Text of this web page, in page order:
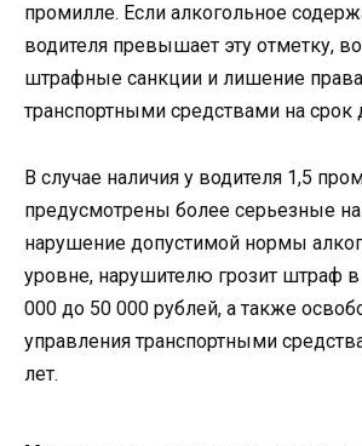
промилле. Если алкогольное
водителя превышает эту отметку,
штрафные санкции и лишение
транспортными средствами на срок
В случае наличия у водителя 1,5
предусмотрены более серьезные
нарушение допустимой нормы
уровне, нарушителю грозит штраф
000 до 50 000 рублей, а также
управления транспортными
лет.